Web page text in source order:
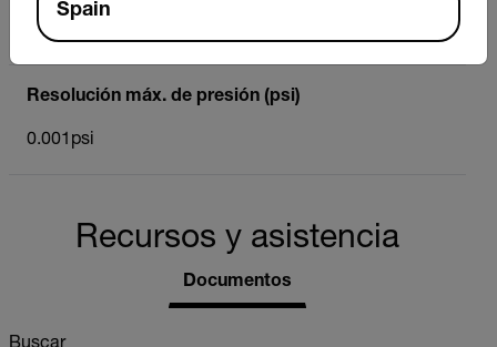
0.01ozin ²
Resolución máx. de presión (psi)
0.001psi
Recursos y asistencia
Documentos
Spain